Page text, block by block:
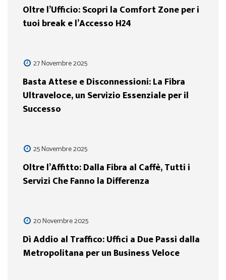
Oltre l’Ufficio: Scopri la Comfort Zone per i
tuoi break e l’Accesso H24
27 Novembre 2025
Basta Attese e Disconnessioni: La Fibra
Ultraveloce, un Servizio Essenziale per il
Successo
25 Novembre 2025
Oltre l’Affitto: Dalla Fibra al Caffè, Tutti i
Servizi Che Fanno la Differenza
20 Novembre 2025
Dì Addio al Traffico: Uffici a Due Passi dalla
Metropolitana per un Business Veloce